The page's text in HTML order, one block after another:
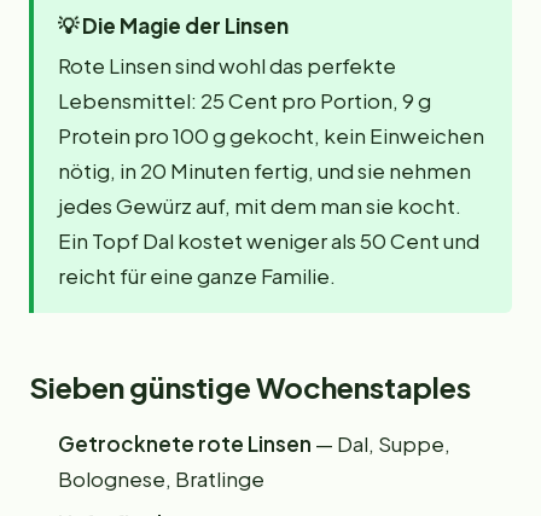
💡Die Magie der Linsen
Rote Linsen sind wohl das perfekte
Lebensmittel: 25 Cent pro Portion, 9 g
Protein pro 100 g gekocht, kein Einweichen
nötig, in 20 Minuten fertig, und sie nehmen
jedes Gewürz auf, mit dem man sie kocht.
Ein Topf Dal kostet weniger als 50 Cent und
reicht für eine ganze Familie.
Sieben günstige Wochenstaples
Getrocknete rote Linsen — Dal, Suppe,
Bolognese, Bratlinge